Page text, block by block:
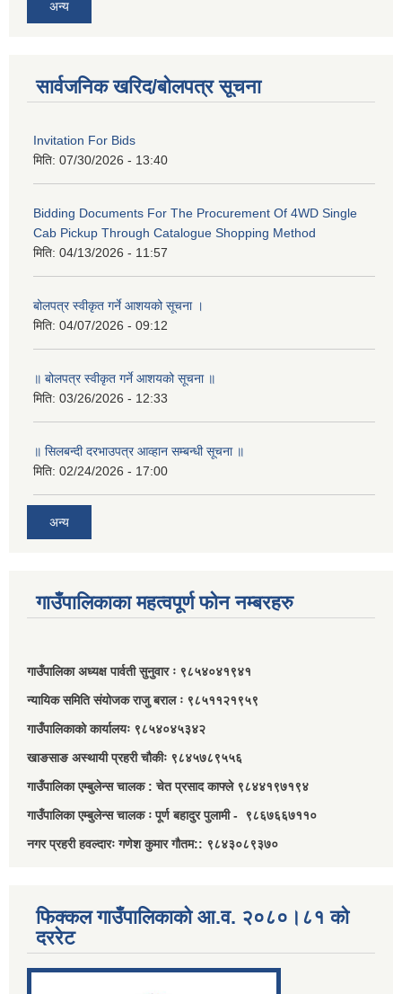
अन्य
सार्वजनिक खरिद/बोलपत्र सूचना
Invitation For Bids
मिति: 07/30/2026 - 13:40
Bidding Documents For The Procurement Of 4WD Single
Cab Pickup Through Catalogue Shopping Method
मिति: 04/13/2026 - 11:57
बोलपत्र स्वीकृत गर्ने आशयको सूचना ।
मिति: 04/07/2026 - 09:12
॥ बोलपत्र स्वीकृत गर्ने आशयको सूचना ॥
मिति: 03/26/2026 - 12:33
॥ सिलबन्दी दरभाउपत्र आव्हान सम्बन्धी सूचना ॥
मिति: 02/24/2026 - 17:00
अन्य
गाउँपालिकाका महत्वपूर्ण फोन नम्बरहरु
गाउँपालिका अध्यक्ष पार्वती सुनुवार ः ९८५४०४१९४१
न्यायिक समिति संयोजक राजु बराल ः ९८५११२१९५९
गाउँपालिकाको कार्यालयः ९८५४०४५३४२
खाङसाङ अस्थायी प्रहरी चौकीः ९८४५७८९५५६
गाउँपालिका एम्बुलेन्स चालक : चेत प्रसाद काफ्ले ९८४४१९७१९४
गाउँपालिका एम्बुलेन्स चालक ः पूर्ण बहादुर पुलामी - ९८६७६६७११०
नगर प्रहरी हवल्दारः गणेश कुमार गौतम:: ९८४३०८९३७०
फिक्कल गाउँपालिकाको आ.व. २०८०।८१ को
दररेट